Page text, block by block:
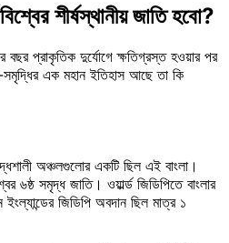
শীর্ষস্থানীয় জাতি হবো?
প্রাকৃতিক দুর্যোগে ক্ষতিগ্রস্ত হওয়ার পর
সমৃদ্ধির এক মহান ইতিহাস আছে তা কি
অঞ্চলগুলোর একটি ছিল এই বাংলা।
৬ষ্ঠ সমৃদ্ধ জাতি। ওয়ার্ল্ড জিডিপিতে বাংলার
জিডিপি অবদান ছিল মাত্র ১